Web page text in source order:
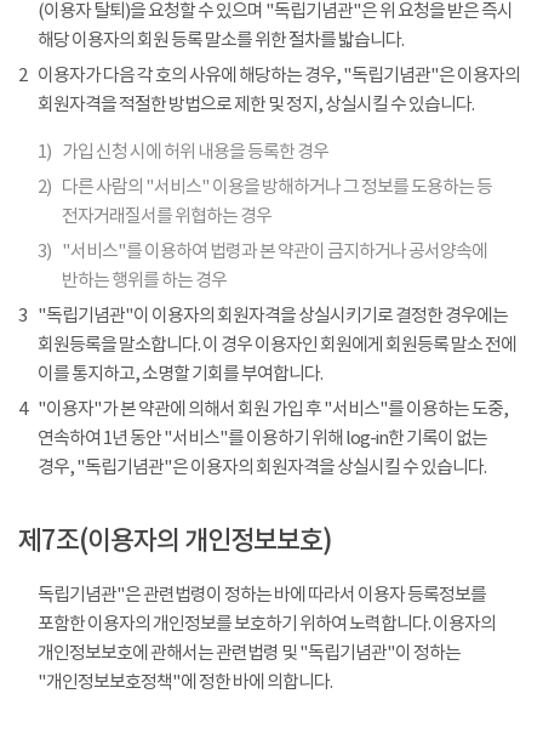
(이용자 탈퇴)을 요청할 수 있으며 "독립기념관"은 위 요청을 받은 즉시
해당 이용자의 회원 등록 말소를 위한 절차를 밟습니다.
2 이용자가 다음 각 호의 사유에 해당하는 경우, "독립기념관"은 이용자의
회원자격을 적절한 방법으로 제한 및 정지, 상실시킬 수 있습니다.
1) 가입 신청 시에 허위 내용을 등록한 경우
2) 다른 사람의 "서비스" 이용을 방해하거나 그 정보를 도용하는 등
전자거래질서를 위협하는 경우
3) "서비스"를 이용하여 법령과 본 약관이 금지하거나 공서양속에
반하는 행위를 하는 경우
3 "독립기념관"이 이용자의 회원자격을 상실시키기로 결정한 경우에는
회원등록을 말소합니다. 이 경우 이용자인 회원에게 회원등록 말소 전에
이를 통지하고, 소명할 기회를 부여합니다.
4
"이용자"가 본 약관에 의해서 회원 가입 후 "서비스"를 이용하는 도중,
연속하여 1년 동안 "서비스"를 이용하기 위해 log-in한 기록이 없는
경우, "독립기념관"은 이용자의 회원자격을 상실시킬 수 있습니다.
제7조(이용자의 개인정보보호)
독립기념관"은 관련법령이 정하는 바에 따라서 이용자 등록정보를
포함한 이용자의 개인정보를 보호하기 위하여 노력합니다. 이용자의
개인정보보호에 관해서는 관련법령 및 "독립기념관"이 정하는
"개인정보보호정책"에 정한 바에 의합니다.